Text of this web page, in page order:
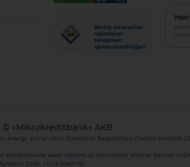
Barlıq amanatlar
mámleket
tárepinen
qamsızlandırılǵan
© «Mikrokreditbank» AKB
ámelge asırıw ushın Ózbekstan Respublikası Oraylıq bankiniń
paydalanıwdawww.mkbank.uz veb-saytına silteme beriliwi shárt.
2026, 11:16 (GMT+5)